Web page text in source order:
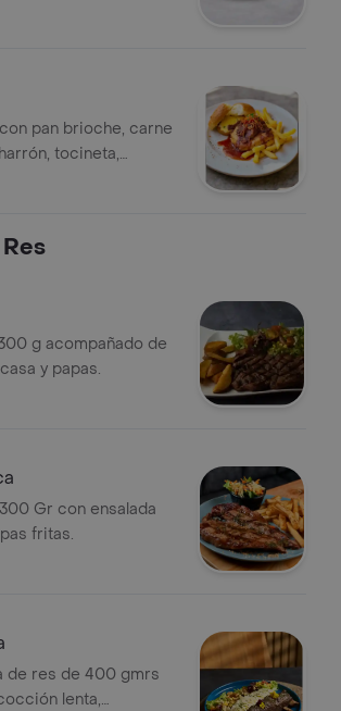
Papa Francesa.
pan brioche, carne
tocineta,
y queso.
g acompañado de
y papas.
Gr con ensalada
fritas.
de res de 400 gmrs
lenta,